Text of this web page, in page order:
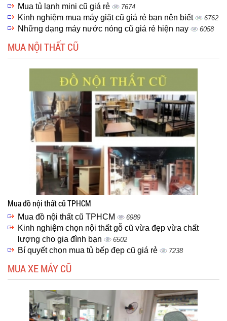
Mua tủ lạnh mini cũ giá rẻ 7674
Kinh nghiệm mua máy giặt cũ giá rẻ bạn nên biết 6762
Những dạng máy nước nóng cũ giá rẻ hiện nay 6058
MUA NỘI THẤT CŨ
Mua đồ nội thất cũ TPHCM
Mua đồ nội thất cũ TPHCM 6989
Kinh nghiệm chọn nội thất gỗ cũ vừa đẹp vừa chất
lượng cho gia đình bạn
6502
Bí quyết chọn mua tủ bếp đẹp cũ giá rẻ 7238
MUA XE MÁY CŨ